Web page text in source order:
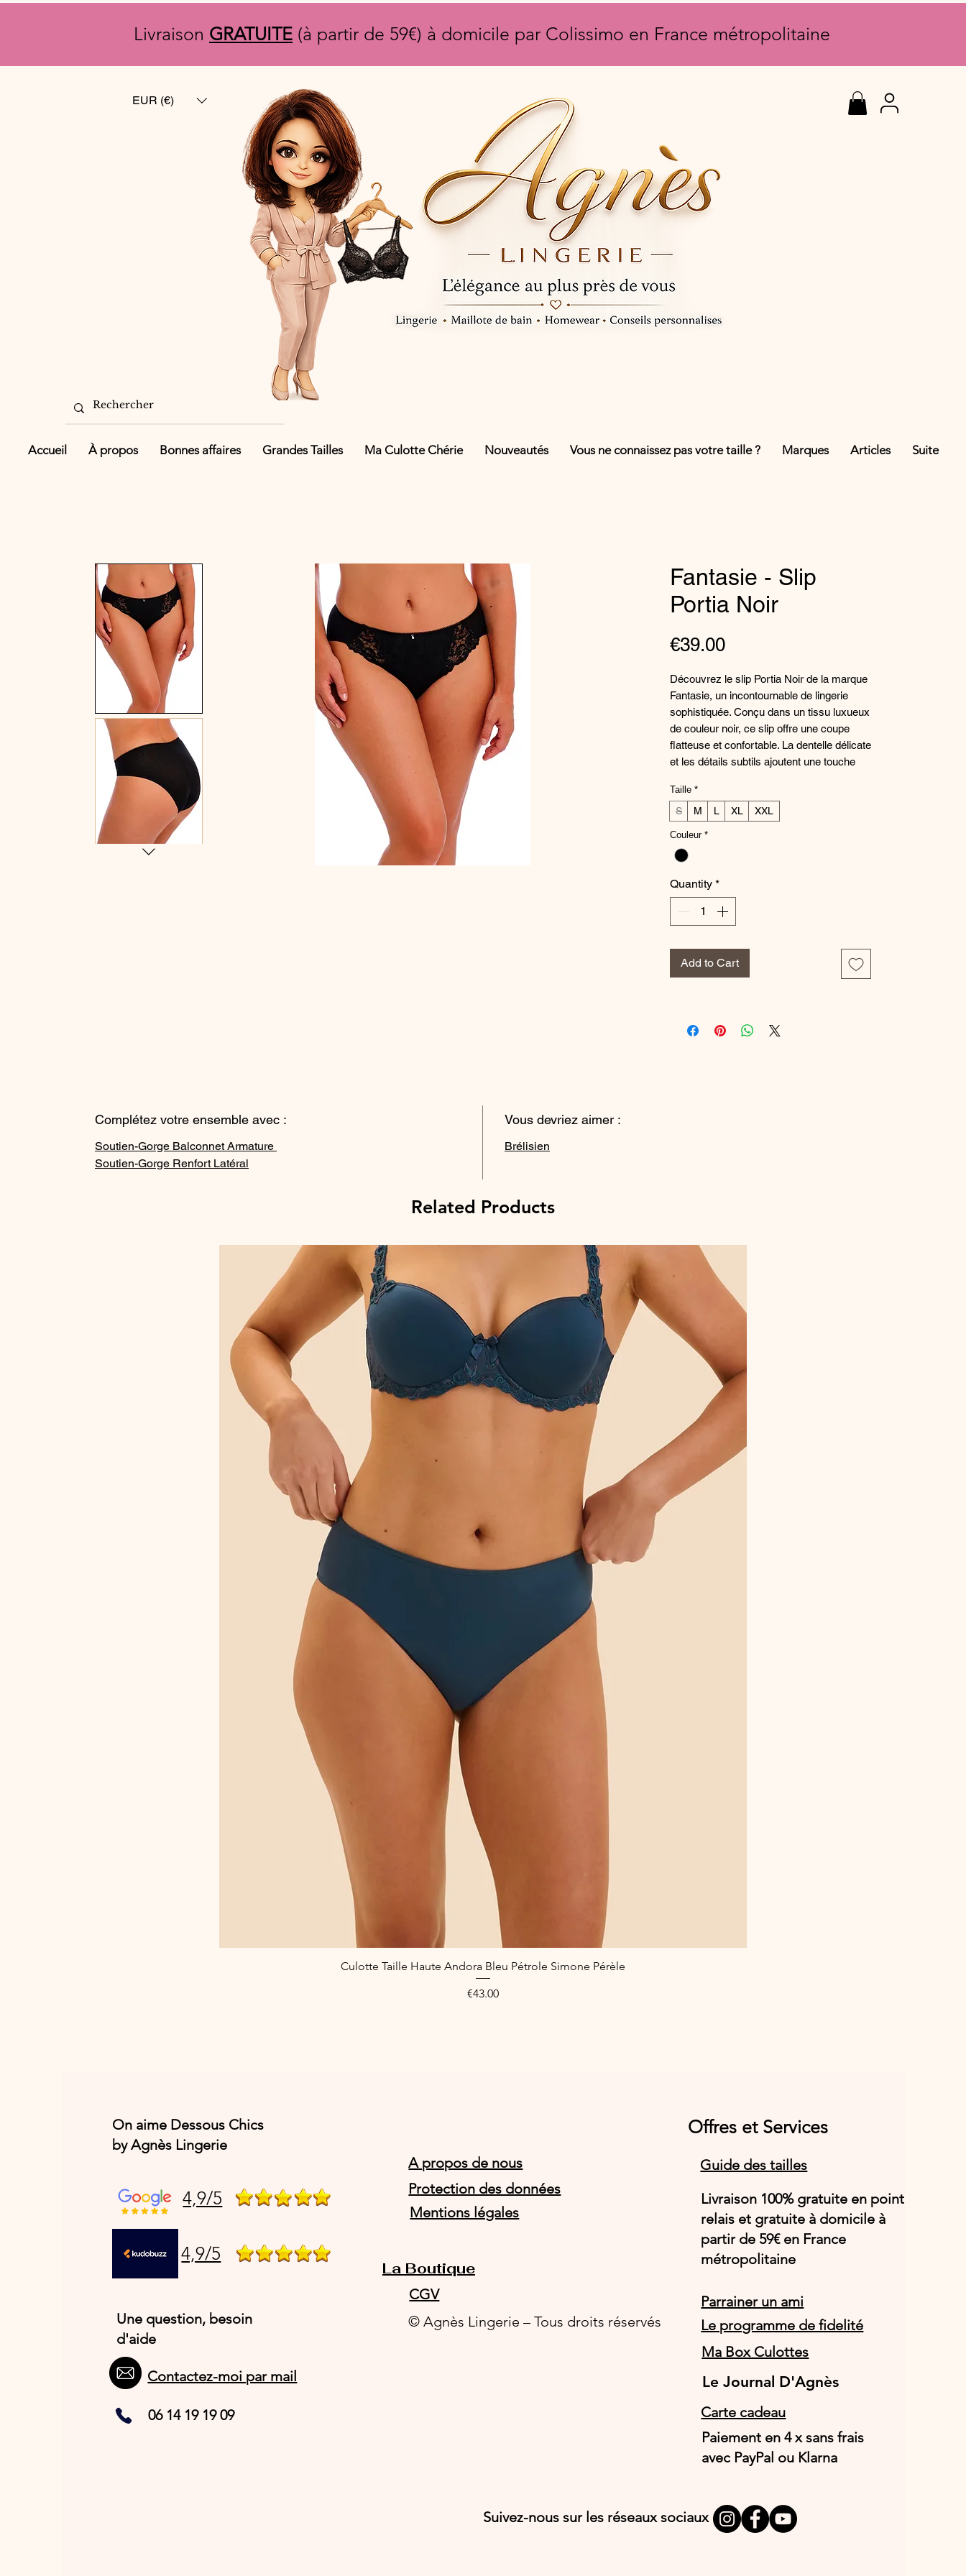
Livraison GRATUITE (à partir de 59€) à domicile par Colissimo en France métropolitaine
EUR (€)
Accueil À propos Bonnes affaires Grandes Tailles Ma Culotte Chérie Nouveautés Vous ne connaissez pas votre taille ? Marques Articles Suite
Fantasie - Slip
Portia Noir
€39.00Price
Découvrez le slip Portia Noir de la marque
Fantasie, un incontournable de lingerie
sophistiquée. Conçu dans un tissu luxueux
de couleur noir, ce slip offre une coupe
flatteuse et confortable. La dentelle délicate
et les détails subtils ajoutent une touche
pour compléter votre ensemble de lingerie
ou pour une touche de glamour au
journée. Ajoutez cette pièce intemporelle à
votre collection de lingerie pour une allure
sensuelle et féminine.
Composition :
Broderie: 100% Polyester
Devant: 63% Polyamide, 37%
Elastanne
Taille *
S M L XL XXL
Couleur *
Quantity *
Add to Cart
Complétez votre ensemble avec :
Soutien-Gorge Balconnet Armature
Soutien-Gorge Renfort Latéral
Vous devriez aimer :
Brélisien
Related Products
Quick View
Culotte Taille Haute Andora Bleu Pétrole Simone Pérèle
Price
€43.00
On aime Dessous Chics
by Agnès Lingerie
4,9/5
4,9/5
Une question, besoin
d'aide
Contactez-moi par mail
06 14 19 19 09
Offres et Services
A propos de nous
Protection des données
Mentions légales
Guide des tailles
Livraison 100% gratuite en point
relais et gratuite à domicile à
partir de 59€ en France
métropolitaine
CGV
Parrainer un ami
Le programme de fidelité
© Agnès Lingerie – Tous droits réservés
Ma Box Culottes
Le Journal D'Agnès
Le Journal D'Agnès
Carte cadeau
Paiement en 4 x sans frais
avec PayPal ou Klarna
Suivez-nous sur les réseaux sociaux
La Boutique